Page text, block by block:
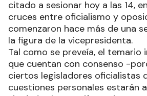
citado a sesionar hoy a las 14,
cruces entre oficialismo y
comenzaron hace más de una
la figura de la vicepresidenta.
Tal como se preveía, el temario
que cuentan con consenso -
ciertos legisladores oficialistas
cuestiones personales estarán